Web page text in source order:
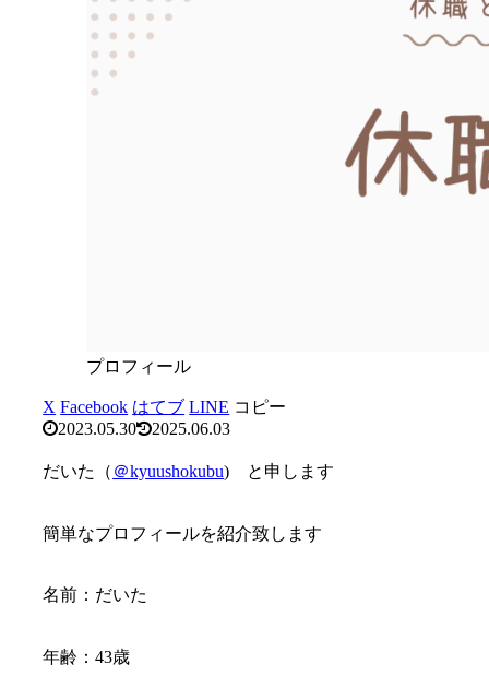
プロフィール
X Facebook はてブ LINE コピー
2023.05.30
2025.06.03
だいた（ ＠kyuushokubu) と申します
簡単なプロフィールを紹介致します
名前：だいた
年齢：43歳